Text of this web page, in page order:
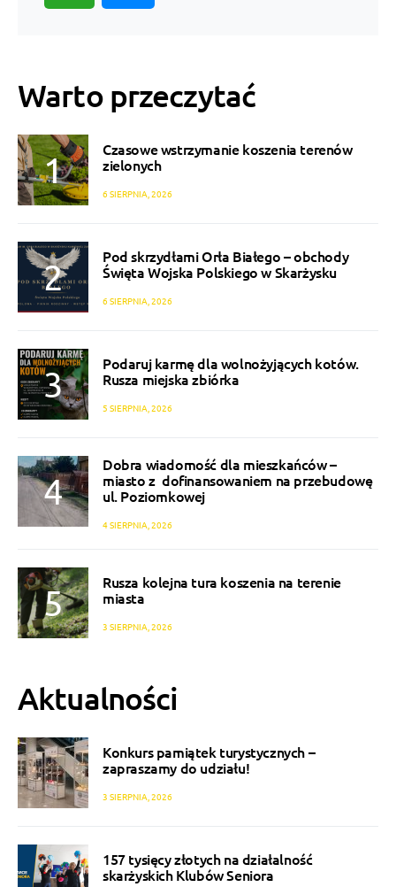
Warto przeczytać
Czasowe wstrzymanie koszenia terenów
zielonych
6 SIERPNIA, 2026
Pod skrzydłami Orła Białego – obchody
Święta Wojska Polskiego w Skarżysku
6 SIERPNIA, 2026
Podaruj karmę dla wolnożyjących kotów.
Rusza miejska zbiórka
5 SIERPNIA, 2026
Dobra wiadomość dla mieszkańców –
miasto z dofinansowaniem na przebudowę
ul. Poziomkowej
4 SIERPNIA, 2026
Rusza kolejna tura koszenia na terenie
miasta
3 SIERPNIA, 2026
Aktualności
Konkurs pamiątek turystycznych –
zapraszamy do udziału!
3 SIERPNIA, 2026
157 tysięcy złotych na działalność
skarżyskich Klubów Seniora